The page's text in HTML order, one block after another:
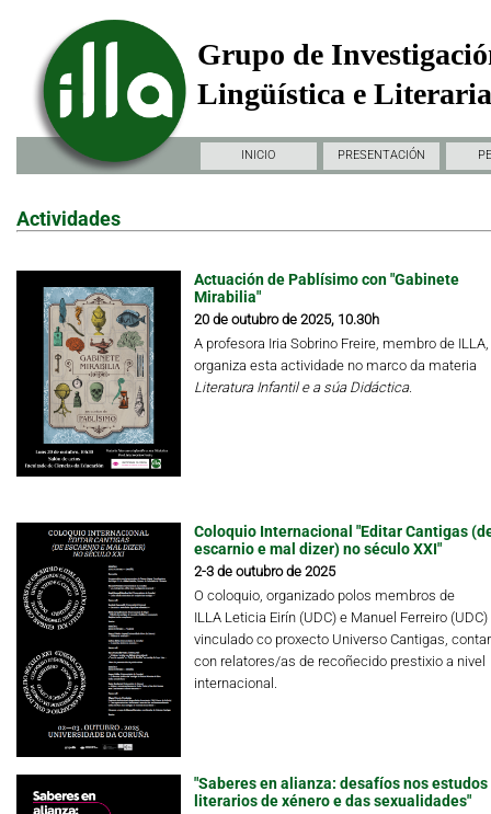
Grupo de
Lingüística e
INICIO PRESENTACIÓN
Actividades
Actuación de Pablísimo con "Gabinete
Mirabilia"
20 de outubro de 2025, 10.30h
A profesora Iria Sobrino Freire, membro de ILLA,
organiza esta actividade no marco da materia
Literatura Infantil e a súa Didáctica.
Coloquio Internacional "Editar Cantigas
escarnio e mal dizer) no século XXI"
2-3 de outubro de 2025
O coloquio, organizado polos membros de
ILLA Leticia Eirín (UDC) e Manuel Ferreiro (UDC)
vinculado co proxecto Universo Cantigas,
con relatores/as de recoñecido prestixio a nivel
internacional.
"Saberes en alianza: desafíos nos estudos
literarios de xénero e das sexualidades"